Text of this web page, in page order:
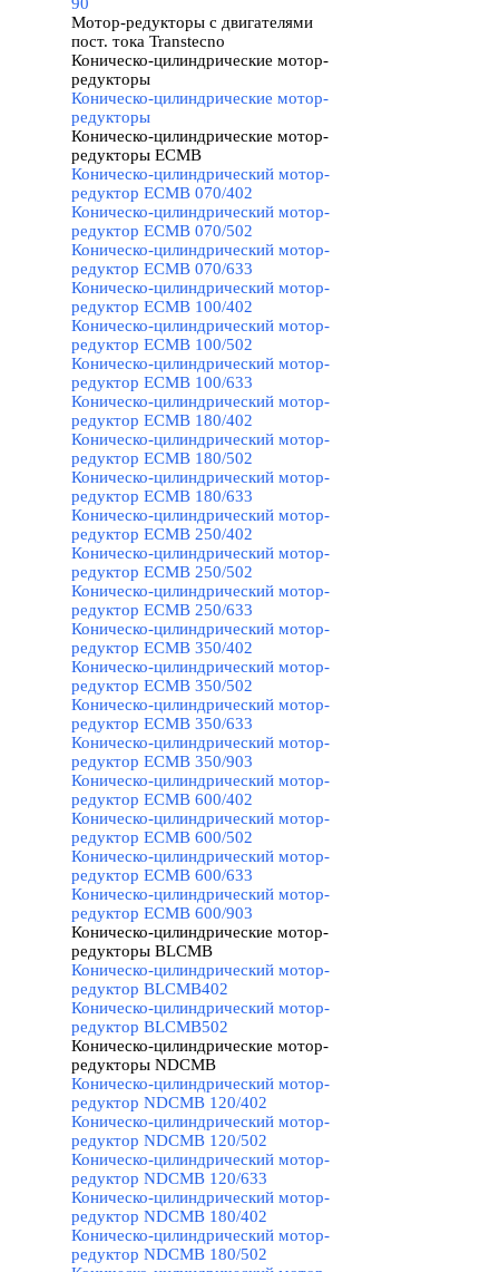
Мотор-редукторы с двигателями
пост. тока Transtecno
Коническо-цилиндрические мотор-
редукторы
Коническо-цилиндрические мотор-
редукторы
Коническо-цилиндрические мотор-
редукторы ECMB
Коническо-цилиндрический мотор-
редуктор ECMB 070/402
Коническо-цилиндрический мотор-
редуктор ECMB 070/502
Коническо-цилиндрический мотор-
редуктор ECMB 070/633
Коническо-цилиндрический мотор-
редуктор ECMB 100/402
Коническо-цилиндрический мотор-
редуктор ECMB 100/502
Коническо-цилиндрический мотор-
редуктор ECMB 100/633
Коническо-цилиндрический мотор-
редуктор ECMB 180/402
Коническо-цилиндрический мотор-
редуктор ECMB 180/502
Коническо-цилиндрический мотор-
редуктор ECMB 180/633
Коническо-цилиндрический мотор-
редуктор ECMB 250/402
Коническо-цилиндрический мотор-
редуктор ECMB 250/502
Коническо-цилиндрический мотор-
редуктор ECMB 250/633
Коническо-цилиндрический мотор-
редуктор ECMB 350/402
Коническо-цилиндрический мотор-
редуктор ECMB 350/502
Коническо-цилиндрический мотор-
редуктор ECMB 350/633
Коническо-цилиндрический мотор-
редуктор ECMB 350/903
Коническо-цилиндрический мотор-
редуктор ECMB 600/402
Коническо-цилиндрический мотор-
редуктор ECMB 600/502
Коническо-цилиндрический мотор-
редуктор ECMB 600/633
Коническо-цилиндрический мотор-
редуктор ECMB 600/903
Коническо-цилиндрические мотор-
редукторы BLCMB
Коническо-цилиндрический мотор-
редуктор BLCMB402
Коническо-цилиндрический мотор-
редуктор BLCMB502
Коническо-цилиндрические мотор-
редукторы NDCMB
Коническо-цилиндрический мотор-
редуктор NDCMB 120/402
Коническо-цилиндрический мотор-
редуктор NDCMB 120/502
Коническо-цилиндрический мотор-
редуктор NDCMB 120/633
Коническо-цилиндрический мотор-
редуктор NDCMB 180/402
Коническо-цилиндрический мотор-
редуктор NDCMB 180/502